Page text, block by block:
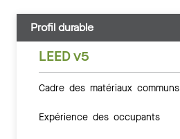
Profil durable
LEED v5
Cadre des matériaux communs
Expérience des occupants